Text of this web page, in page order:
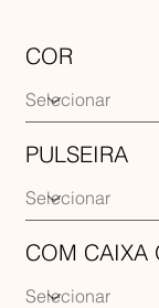
COR
PULSEIRA
COM CAIXA